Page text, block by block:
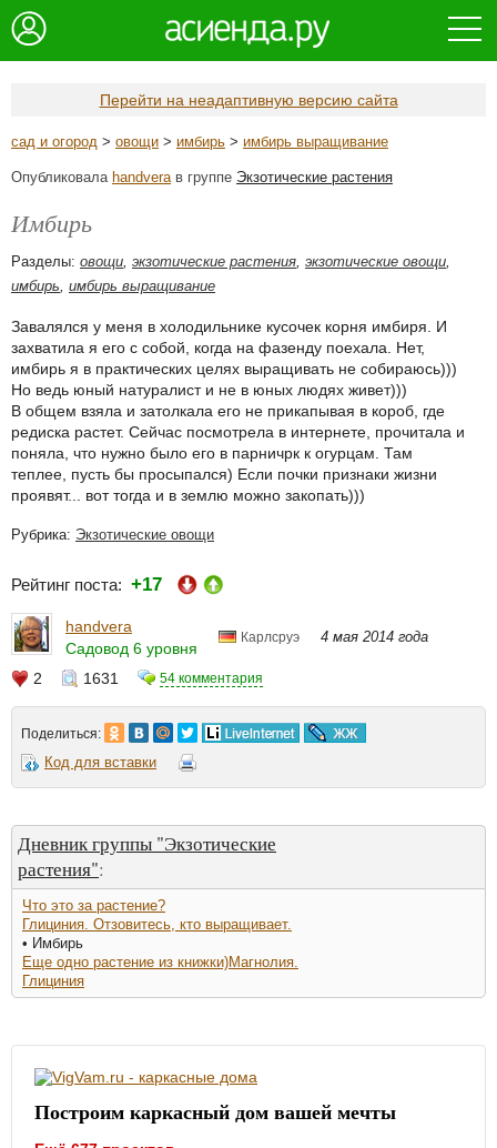
Перейти на неадаптивную версию сайта
сад и огород > овощи > имбирь > имбирь выращивание
Опубликовала handveraв группе Экзотические растения
Имбирь
Разделы: овощи, экзотические растения, экзотические овощи,
имбирь, имбирь выращивание
Завалялся у меня в холодильнике кусочек корня имбиря. И
захватила я его с собой, когда на фазенду поехала. Нет,
имбирь я в практических целях выращивать не собираюсь)))
Но ведь юный натуралист и не в юных людях живет)))
В общем взяла и затолкала его не прикапывая в короб, где
редиска растет. Сейчас посмотрела в интернете, прочитала и
поняла, что нужно было его в парничрк к огурцам. Там
теплее, пусть бы просыпался) Если почки признаки жизни
проявят... вот тогда и в землю можно закопать)))
Рубрика: Экзотические овощи
Рейтинг поста: +17
handvera
Садовод 6 уровня
Карлсруэ 4 мая 2014 года
2 1631 54 комментария
Поделиться:
Код для вставки
Дневник группы "Экзотические
растения":
Что это за растение?
Глициния. Отзовитесь, кто выращивает.
• Имбирь
Еще одно растение из книжки)Магнолия.
Глициния
Построим каркасный дом вашей мечты